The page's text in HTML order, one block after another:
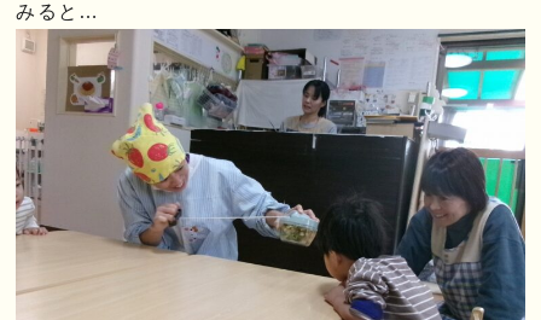
みると…